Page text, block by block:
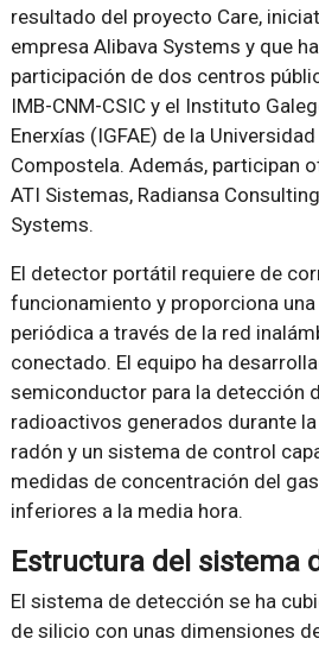
resultado del proyecto Care,
empresa Alibava Systems y que
participación de dos centros
IMB-CNM-CSIC y el Instituto
Enerxías (IGFAE) de la
Compostela. Además, participan
ATI Sistemas, Radiansa
Systems.
El detector portátil requiere de
funcionamiento y proporciona
periódica a través de la red
conectado. El equipo ha
semiconductor para la detección
radioactivos generados durante
radón y un sistema de control
medidas de concentración del
inferiores a la media hora.
Estructura del sistema
El sistema de detección se ha
de silicio con unas dimensiones